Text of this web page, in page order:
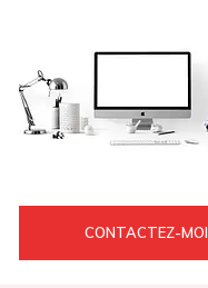
CONTACTEZ-MOI